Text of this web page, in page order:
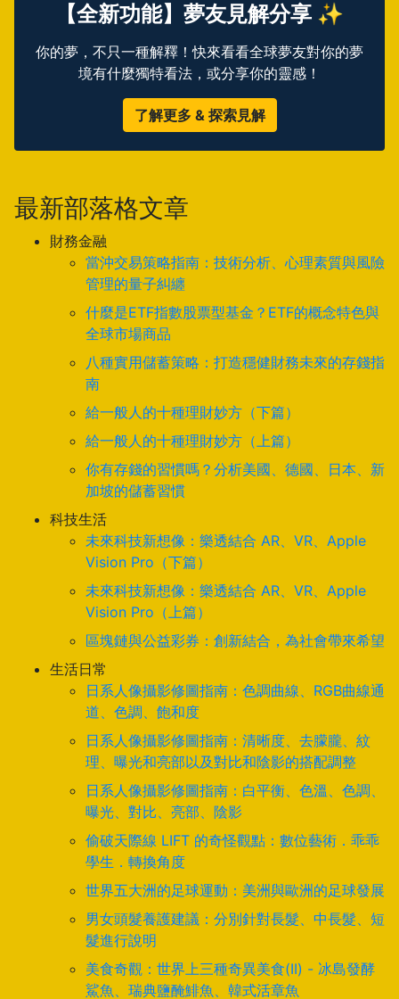
【全新功能】夢友見解分享 ✨
你的夢，不只一種解釋！快來看看全球夢友對你的夢
境有什麼獨特看法，或分享你的靈感！
了解更多 & 探索見解
最新部落格文章
財務金融
當沖交易策略指南：技術分析、心理素質與風險
管理的量子糾纏
什麼是ETF指數股票型基金？ETF的概念特色與
全球市場商品
八種實用儲蓄策略：打造穩健財務未來的存錢指
南
給一般人的十種理財妙方（下篇）
給一般人的十種理財妙方（上篇）
你有存錢的習慣嗎？分析美國、德國、日本、新
加坡的儲蓄習慣
科技生活
未來科技新想像：樂透結合 AR、VR、Apple
Vision Pro（下篇）
未來科技新想像：樂透結合 AR、VR、Apple
Vision Pro（上篇）
區塊鏈與公益彩券：創新結合，為社會帶來希望
生活日常
日系人像攝影修圖指南：色調曲線、RGB曲線通
道、色調、飽和度
日系人像攝影修圖指南：清晰度、去朦朧、紋
理、曝光和亮部以及對比和陰影的搭配調整
日系人像攝影修圖指南：白平衡、色溫、色調、
曝光、對比、亮部、陰影
偷破天際線 LIFT 的奇怪觀點：數位藝術．乖乖
學生．轉換角度
世界五大洲的足球運動：美洲與歐洲的足球發展
男女頭髮養護建議：分別針對長髮、中長髮、短
髮進行說明
美食奇觀：世界上三種奇異美食(II) - 冰島發酵
鯊魚、瑞典鹽醃鯡魚、韓式活章魚